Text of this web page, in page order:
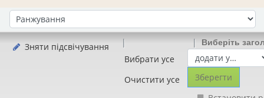
Сортувати за:
Зняти підсвічування
Вибрати усе
Очистити усе
Виберіть